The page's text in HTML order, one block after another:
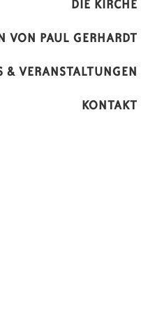
DIE KIRCHE
VON PAUL GERHARDT
& VERANSTALTUNGEN
KONTAKT